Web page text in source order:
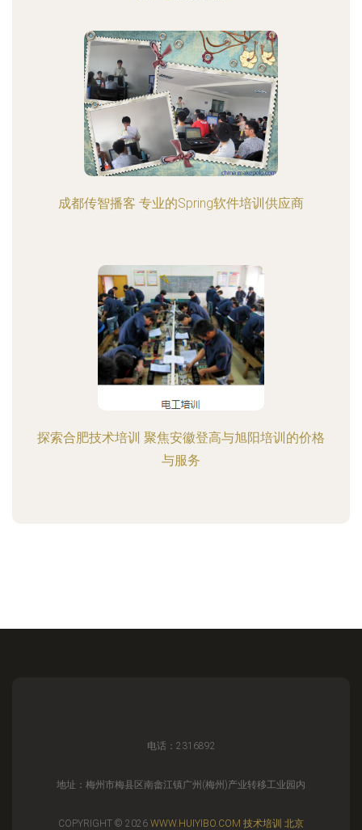
成都传智播客 专业的Spring软件培训供应商
探索合肥技术培训 聚焦安徽登高与旭阳培训的价格
与服务
电话：2316892
地址：梅州市梅县区南畲江镇广州(梅州)产业转移工业园内
COPYRIGHT © 2026 WWW.HUIYIBO.COM 技术培训 北京